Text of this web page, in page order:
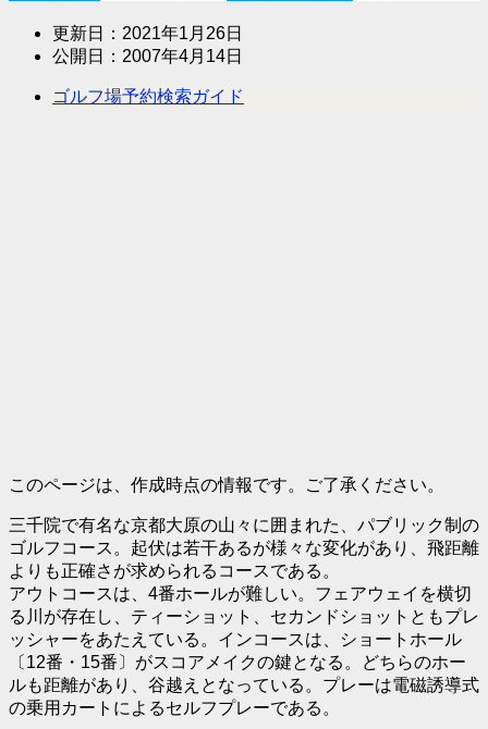
更新日： 2021年1月26日
公開日： 2007年4月14日
ゴルフ場予約検索ガイド
このページは、作成時点の情報です。ご了承ください。
三千院で有名な京都大原の山々に囲まれた、パブリック制の
ゴルフコース。起伏は若干あるが様々な変化があり、飛距離
よりも正確さが求められるコースである。
アウトコースは、4番ホールが難しい。フェアウェイを横切
る川が存在し、ティーショット、セカンドショットともプレ
ッシャーをあたえている。インコースは、ショートホール
〔12番・15番〕がスコアメイクの鍵となる。どちらのホー
ルも距離があり、谷越えとなっている。プレーは電磁誘導式
の乗用カートによるセルフプレーである。